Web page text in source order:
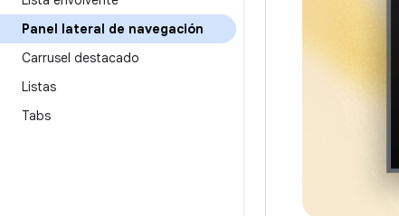
Panel lateral de navegación
Carrusel destacado
Listas
Tabs